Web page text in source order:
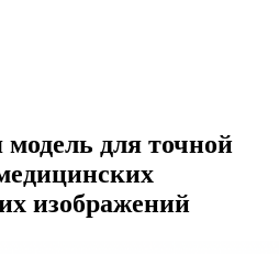
для точной
изображений